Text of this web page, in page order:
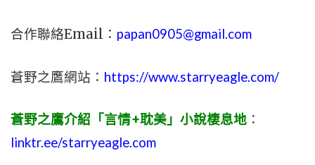
合作聯絡Email： papan0905@gmail.com
蒼野之鷹網站： https://www.starryeagle.com/
蒼野之鷹介紹「言情+耽美」小說棲息地 ：
linktr.ee/starryeagle.com